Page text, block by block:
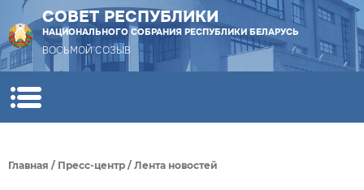
СОВЕТ РЕСПУБЛИКИ
НАЦИОНАЛЬНОГО СОБРАНИЯ РЕСПУБЛИКИ БЕЛАРУСЬ
ВОСЬМОЙ СОЗЫВ
Главная / Пресс-центр / Лента новостей